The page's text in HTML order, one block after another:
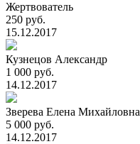
Жертвователь
250 руб.
15.12.2017
Кузнецов Александр
1 000 руб.
14.12.2017
Зверева Елена Михайловна
5 000 руб.
14.12.2017